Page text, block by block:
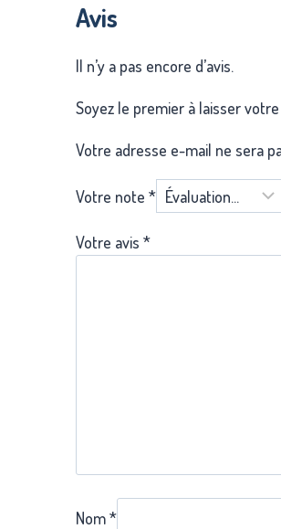
Avis
Il n’y a pas encore d’avis.
Soyez le premier à laisser
Votre adresse e-mail ne sera
Votre note *
Votre avis *
Nom*